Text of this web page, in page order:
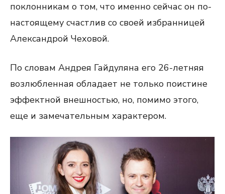
поклонникам о том, что именно сейчас он по-
настоящему счастлив со своей избранницей
Александрой Чеховой.
По словам Андрея Гайдуляна его 26-летняя
возлюбленная обладает не только поистине
эффектной внешностью, но, помимо этого,
еще и замечательным характером.